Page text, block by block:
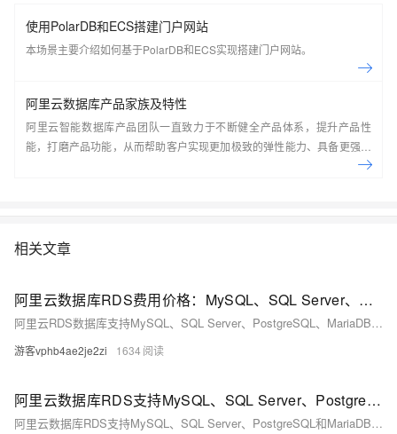
使用PolarDB和ECS搭建门户网站
本场景主要介绍如何基于PolarDB和ECS实现搭建门户网站。
阿里云数据库产品家族及特性
阿里云智能数据库产品团队一直致力于不断健全产品体系，提升产品性
能，打磨产品功能，从而帮助客户实现更加极致的弹性能力、具备更强的
扩展能力、并利用云设施进一步降低企业成本。以云原生+分布式为核心
台，为阿里巴巴经济体以及各个行业的企业客户和开发者提供从公共云到
数据库产品家族及特性。
相关文章
阿里云数据库RDS费用价格：MySQL、SQL Server、PostgreSQL和MariaDB引擎收费标准
阿里云RDS数据库支持MySQL、SQL Server、PostgreSQL、MariaDB，多种引擎优惠上线！MySQL倚天版88元/年，SQL Server 2核4G仅299元/年，PostgreSQL 227元/年起。高可用、可弹性伸缩，安全稳定。详情见官网活动页。
游客vphb4ae2je2zi 1634
阿里云数据库RDS支持MySQL、SQL Server、PostgreSQL和MariaDB引擎
阿里云数据库RDS支持MySQL、SQL Server、PostgreSQL和MariaDB引擎，提供高性价比、稳定安全的云数据库服务，适用于多种行业与业务场景。